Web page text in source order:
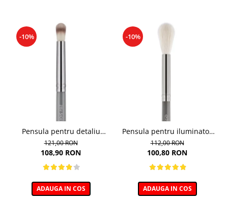
-10%
Pensula pentru detaliu
blending 235V, Boho Beauty
121,00 RON
108,90 RON
ADAUGA IN COS
-10%
Pensula pentru iluminator
114, Boho Beauty
112,00 RON
100,80 RON
ADAUGA IN COS